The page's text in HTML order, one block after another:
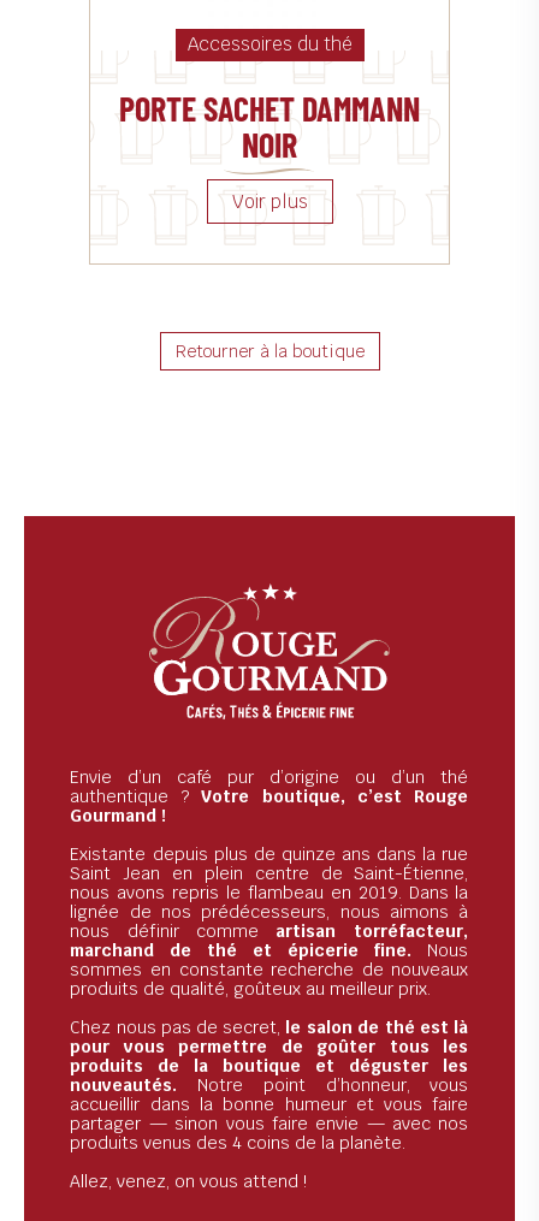
Accessoires du thé
PORTE SACHET DAMMANN
NOIR
Retourner à la boutique
Envie d’un café pur d’origine ou d’un thé
authentique ?Votre boutique, c’est Rouge
Gourmand !
Existante depuis plus de quinze ans dans la rue
Saint Jean en plein centre de Saint-Étienne,
nous avons repris le flambeau en 2019. Dans la
lignée de nos prédécesseurs, nous aimons à
nous définir comme artisan torréfacteur,
marchand de thé et épicerie fine. Nous
sommes en constante recherche de nouveaux
produits de qualité, goûteux au meilleur prix.
Chez nous pas de secret, le salon de thé est là
pour vous permettre de goûter tous les
produits de la boutique et déguster les
nouveautés. Notre point d’honneur, vous
accueillir dans la bonne humeur et vous faire
partager — sinon vous faire envie — avec nos
produits venus des 4 coins de la planète.
Allez, venez, on vous attend !